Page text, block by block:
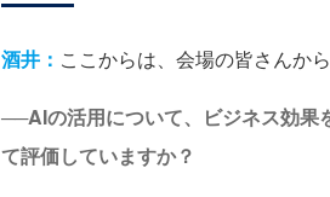
酒井： ここからは、会場の皆さんか
──AIの活用について、ビジネス効果
て評価していますか？